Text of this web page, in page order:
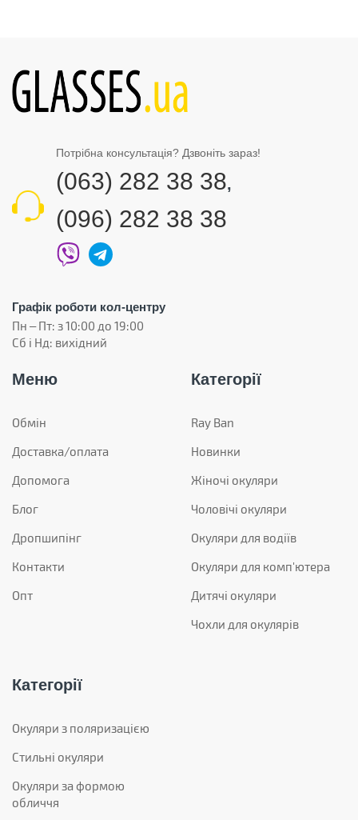
Потрібна консультація? Дзвоніть зараз!
(063) 282 38 38,
(096) 282 38 38
Графік роботи кол-центру
Пн – Пт: з 10:00 до 19:00
Сб і Нд: вихідний
Меню
Обмін
Доставка/оплата
Допомога
Блог
Дропшипінг
Контакти
Опт
Категорії
Ray Ban
Новинки
Жіночі окуляри
Чоловічі окуляри
Окуляри для водіїв
Окуляри для комп'ютера
Дитячі окуляри
Чохли для окулярів
Категорії
Окуляри з поляризацією
Стильні окуляри
Окуляри за формою
обличчя